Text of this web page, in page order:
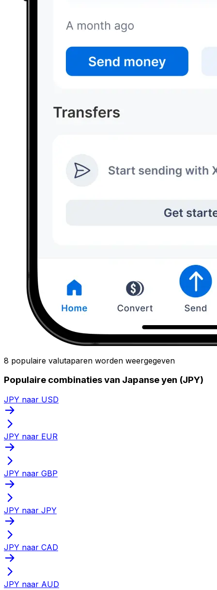
8 populaire valutaparen worden weergegeven
Populaire combinaties van Japanse yen (JPY)
JPY naar USD
JPY naar EUR
JPY naar GBP
JPY naar JPY
JPY naar CAD
JPY naar AUD